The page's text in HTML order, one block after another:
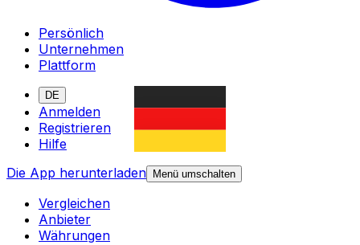
Persönlich
Unternehmen
Plattform
DE
Anmelden
Registrieren
Hilfe
Die App herunterladen
Menü umschalten
Vergleichen
Anbieter
Währungen